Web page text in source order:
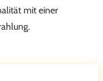
mit einer